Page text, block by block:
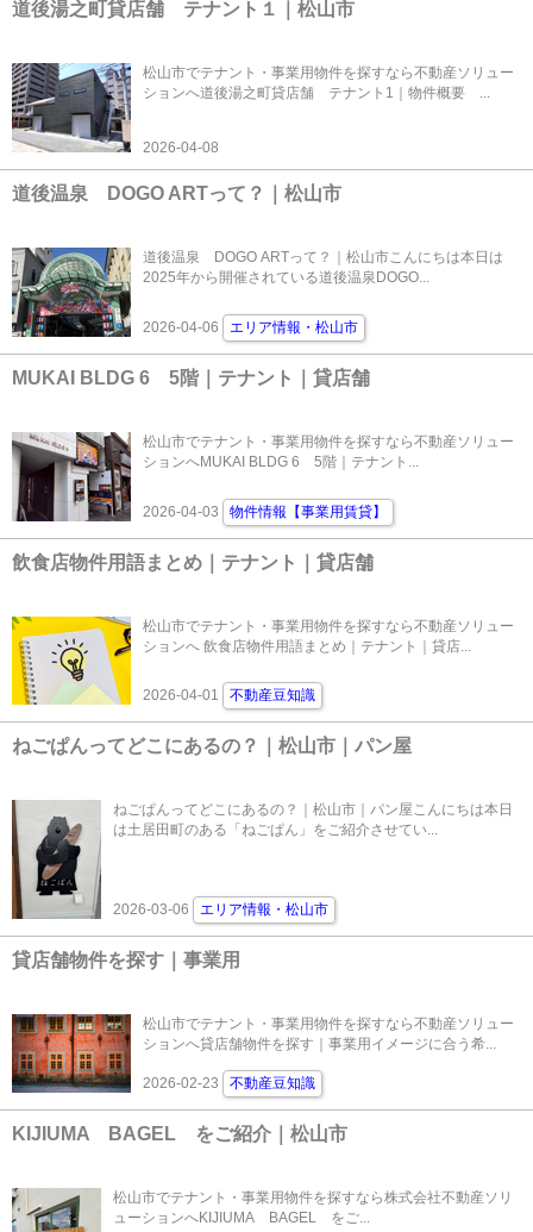
道後湯之町貸店舗 テナント１｜松山市
松山市でテナント・事業用物件を探すなら不動産ソリュー
ションへ道後湯之町貸店舗 テナント1｜物件概要 ...
2026-04-08
道後温泉 DOGO ARTって？｜松山市
道後温泉 DOGO ARTって？｜松山市こんにちは本日は
2025年から開催されている道後温泉DOGO...
2026-04-06 エリア情報・松山市
MUKAI BLDG 6 5階｜テナント｜貸店舗
松山市でテナント・事業用物件を探すなら不動産ソリュー
ションへMUKAI BLDG 6 5階｜テナント...
2026-04-03 物件情報【事業用賃貸】
飲食店物件用語まとめ｜テナント｜貸店舗
松山市でテナント・事業用物件を探すなら不動産ソリュー
ションへ 飲食店物件用語まとめ｜テナント｜貸店...
2026-04-01 不動産豆知識
ねごぱんってどこにあるの？｜松山市｜パン屋
ねごぱんってどこにあるの？｜松山市｜パン屋こんにちは本日
は土居田町のある「ねごぱん」をご紹介させてい...
2026-03-06 エリア情報・松山市
貸店舗物件を探す｜事業用
松山市でテナント・事業用物件を探すなら不動産ソリュー
ションへ貸店舗物件を探す｜事業用イメージに合う希...
2026-02-23 不動産豆知識
KIJIUMA BAGEL をご紹介｜松山市
松山市でテナント・事業用物件を探すなら株式会社不動産ソリ
ューションへKIJIUMA BAGEL をご...